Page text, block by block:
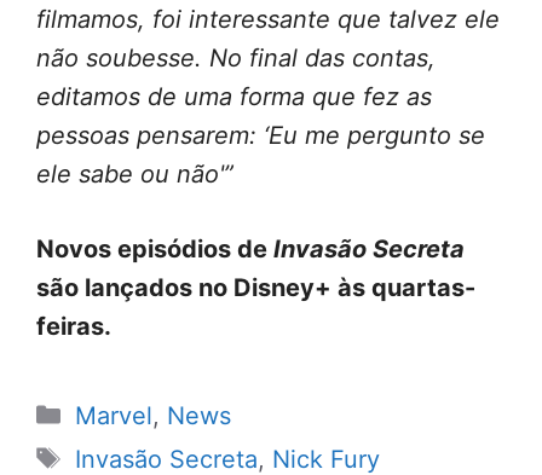
filmamos, foi interessante que talvez ele
não soubesse. No final das contas,
editamos de uma forma que fez as
pessoas pensarem: ‘Eu me pergunto se
ele sabe ou não'”
Novos episódios de Invasão Secreta
são lançados no Disney+ às quartas-
feiras.
Categorias
Marvel, News
Tags
Invasão Secreta, Nick Fury